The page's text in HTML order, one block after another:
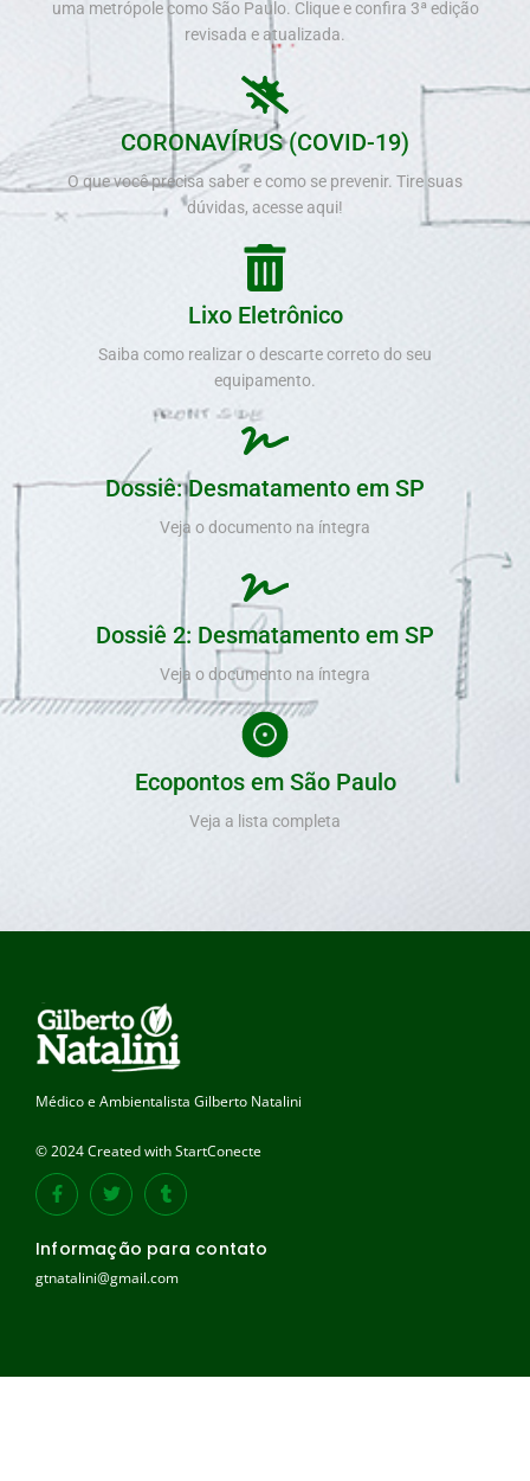
uma metrópole como São Paulo. Clique e confira 3ª edição
revisada e atualizada.
CORONAVÍRUS (COVID-19)
O que você precisa saber e como se prevenir. Tire suas
dúvidas, acesse aqui!
Lixo Eletrônico
Saiba como realizar o descarte correto do seu
equipamento.
Dossiê: Desmatamento em SP
Veja o documento na íntegra
Dossiê 2: Desmatamento em SP
Veja o documento na íntegra
Ecopontos em São Paulo
Veja a lista completa
Médico e Ambientalista Gilberto Natalini
© 2024 Created with StartConecte
Informação para contato
gtnatalini@gmail.com